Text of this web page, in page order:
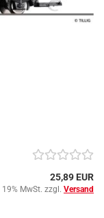
25,89 EUR
19% MwSt. zzgl. Versand